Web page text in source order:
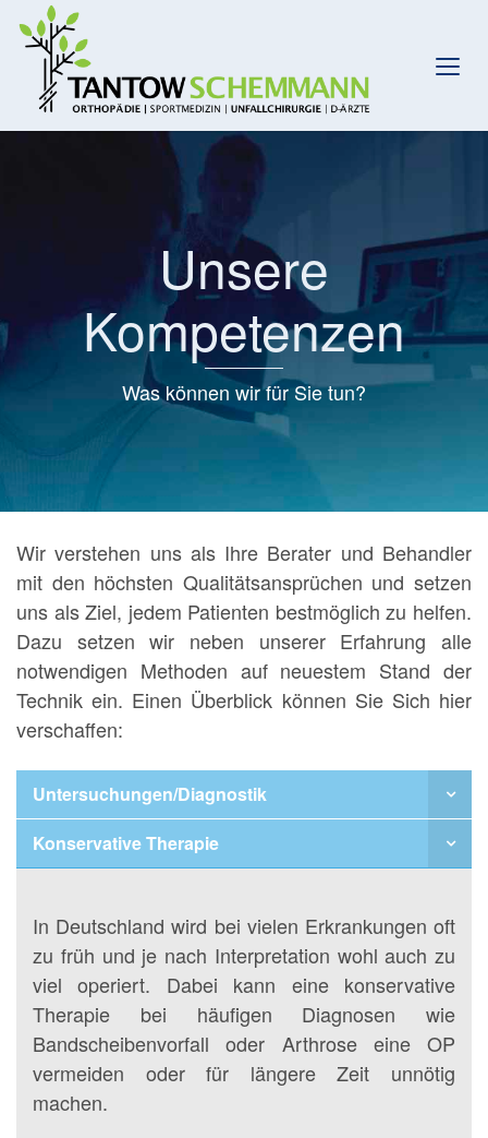
Unsere
Kompetenzen
Was können wir für Sie tun?
Wir verstehen uns als Ihre Berater und Behandler
mit den höchsten Qualitätsansprüchen und setzen
uns als Ziel, jedem Patienten bestmöglich zu helfen.
Dazu setzen wir neben unserer Erfahrung alle
notwendigen Methoden auf neuestem Stand der
Technik ein. Einen Überblick können Sie Sich hier
verschaffen:
Untersuchungen/Diagnostik
Konservative Therapie
In Deutschland wird bei vielen Erkrankungen oft
zu früh und je nach Interpretation wohl auch zu
viel operiert. Dabei kann eine konservative
Therapie bei häufigen Diagnosen wie
Bandscheibenvorfall oder Arthrose eine OP
vermeiden oder für längere Zeit unnötig
machen.